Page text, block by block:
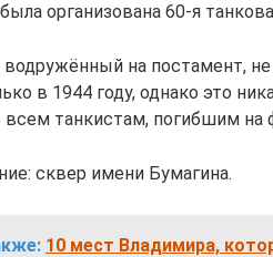
организована 60-я
водружённый на постамент,
в 1944 году, однако это
всем танкистам, погибшим на
сквер имени Бумагина.
10 мест Владимира,